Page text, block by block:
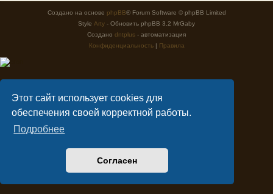
Этот сайт использует cookies для
обеспечения своей корректной работы.
Подробнее
Согласен
Создано на основе phpBB® Forum Software © phpBB Limited
Style Arty - Обновить phpBB 3.2 MrGaby
Создано dntplus - автоматизация
Конфиденциальность| Правила